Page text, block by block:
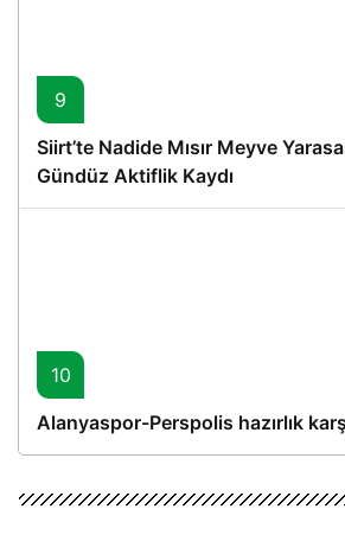
9
Siirt’te Nadide Mısır Meyve
Gündüz Aktiflik Kaydı
10
Alanyaspor-Perspolis hazırlık